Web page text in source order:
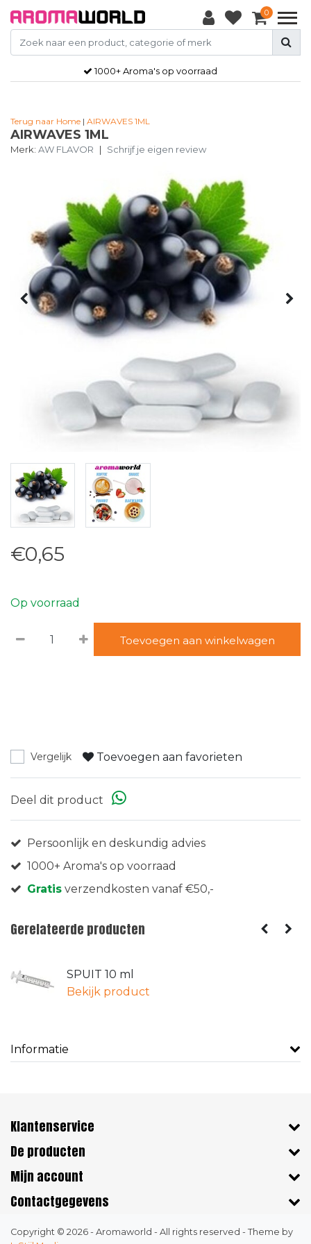
0
1000+ Aroma's op voorraad
Terug naar Home | AIRWAVES 1ML
AIRWAVES 1ML
Merk: AW FLAVOR | Schrijf je eigen review
€0,65
Op voorraad
Toevoegen aan winkelwagen
Vergelijk Toevoegen aan favorieten
Deel dit product
Persoonlijk en deskundig advies
1000+ Aroma's op voorraad
Gratis verzendkosten vanaf €50,-
Gerelateerde producten
SPUIT 10 ml
Bekijk product
Informatie
Klantenservice
De producten
Mijn account
Contactgegevens
Copyright © 2026 - Aromaworld - All rights reserved - Theme by